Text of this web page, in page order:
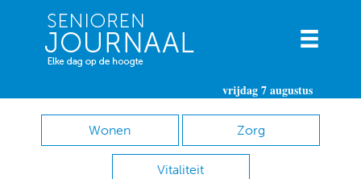
vrijdag 7 augustus
Wonen Zorg
Vitaliteit